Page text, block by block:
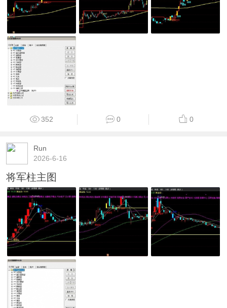
352 0 0
Run
2026-6-16
将军柱主图